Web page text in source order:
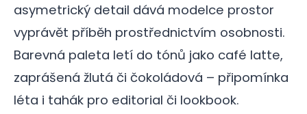
asymetrický detail dává modelce prostor
vyprávět příběh prostřednictvím osobnosti.
Barevná paleta letí do tónů jako café latte,
zaprášená žlutá či čokoládová – připomínka
léta i tahák pro editorial či lookbook.